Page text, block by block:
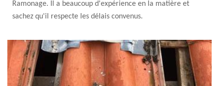
Ramonage. Il a beaucoup d'expérience en la matière et
sachez qu'il respecte les délais convenus.